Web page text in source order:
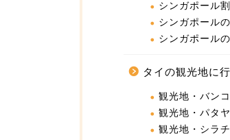
シンガポール
シンガポール
シンガポール
タイの観光地に
観光地・バン
観光地・パタ
観光地・シラ